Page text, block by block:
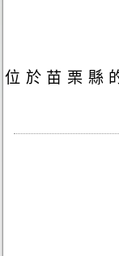
位於苗栗縣